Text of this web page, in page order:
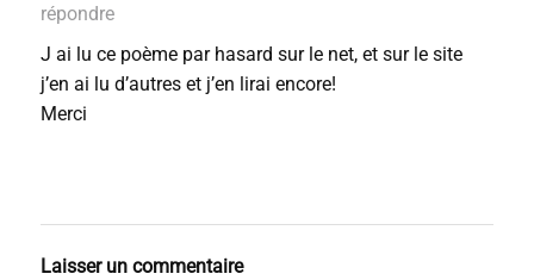
répondre
J ai lu ce poème par hasard sur le net, et sur le site
j’en ai lu d’autres et j’en lirai encore!
Merci
Laisser un commentaire